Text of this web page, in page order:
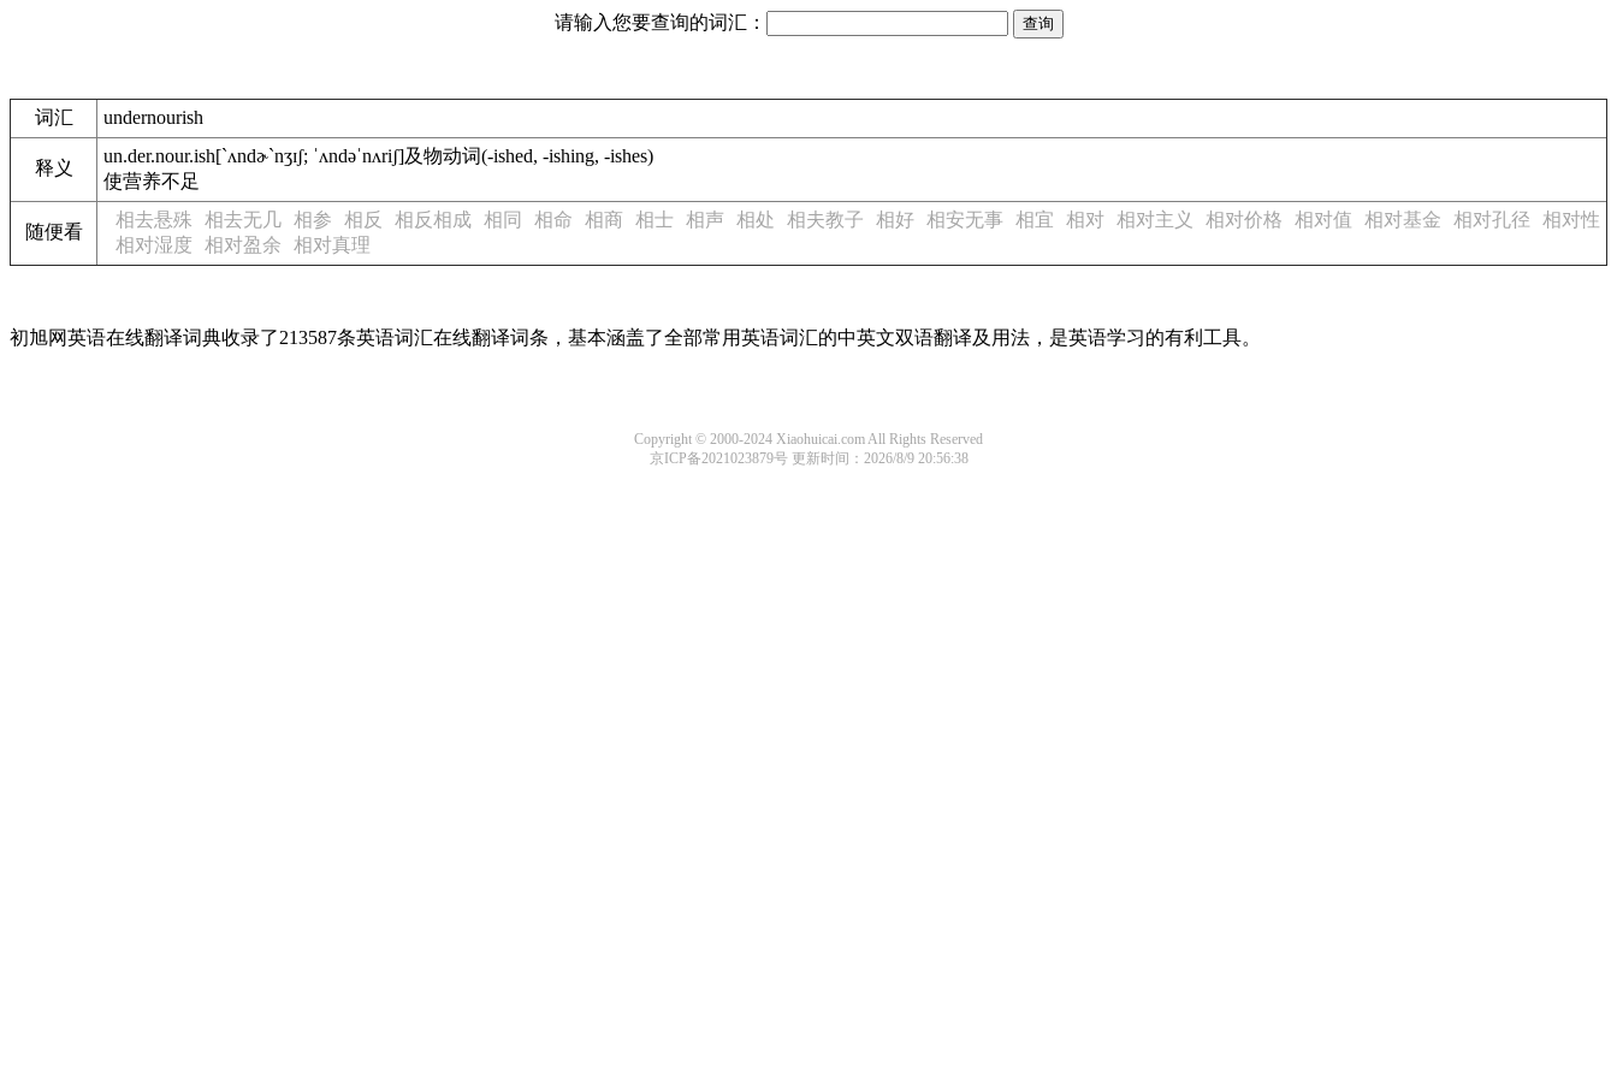
请输入您要查询的词汇：
词汇 undernourish
释义
un.der.nour.ish[`ʌndɚ`nʒɪʃ; ˈʌndəˈnʌriʃ]及物动词(-ished, -ishing, -ishes)
使营养不足
随便看
相去悬殊 相去无几 相参 相反 相反相成 相同 相命 相商 相士 相声 相处 相夫教子 相好 相安无事 相宜 相对 相对主义 相对价格 相对值 相对基金 相对孔径
相对性
相对湿度
相对盈余 相对真理
初旭网英语在线翻译词典收录了213587条英语词汇在线翻译词条，基本涵盖了全部常用英语词汇的中英文双语翻译及用法，是英语学习的有利工具。
Copyright © 2000-2024 Xiaohuicai.com All Rights Reserved
京ICP备2021023879号更新时间：2026/8/9 20:56:38